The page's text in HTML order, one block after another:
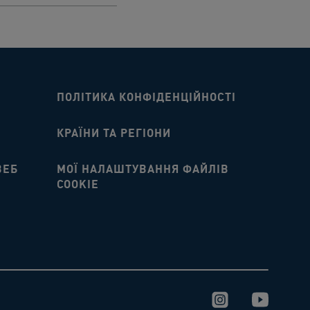
ПОЛІТИКА КОНФІДЕНЦІЙНОСТІ
КРАЇНИ ТА РЕГІОНИ
МОЇ НАЛАШТУВАННЯ ФАЙЛІВ
COOKIE